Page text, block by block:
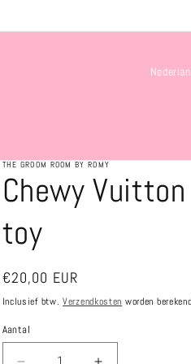
/
r
o
THE GROOM ROOM BY ROMY
Chewy
toy
Normale
prijs
€20,00 EUR
Inclusief btw.Verzendkosten worden
Aantal